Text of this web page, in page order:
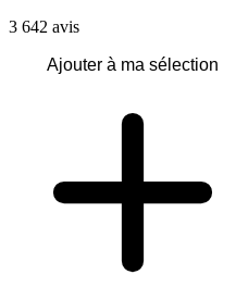
3 642 avis
Ajouter à ma sélection